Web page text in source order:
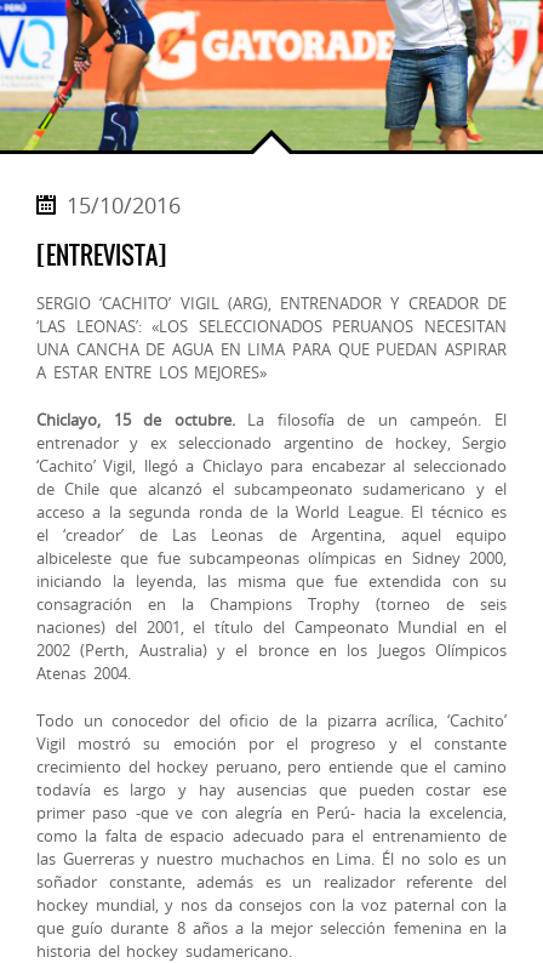
15/10/2016
[ENTREVISTA]
SERGIO ‘CACHITO’ VIGIL (ARG), ENTRENADOR Y CREADOR DE
‘LAS LEONAS’: «LOS SELECCIONADOS PERUANOS NECESITAN
UNA CANCHA DE AGUA EN LIMA PARA QUE PUEDAN ASPIRAR
A ESTAR ENTRE LOS MEJORES»
Chiclayo, 15 de octubre.La filosofía de un campeón. El
entrenador y ex seleccionado argentino de hockey, Sergio
‘Cachito’ Vigil, llegó a Chiclayo para encabezar al seleccionado
de Chile que alcanzó el subcampeonato sudamericano y el
acceso a la segunda ronda de la World League. El técnico es
el ‘creador’ de Las Leonas de Argentina, aquel equipo
albiceleste que fue subcampeonas olímpicas en Sidney 2000,
iniciando la leyenda, las misma que fue extendida con su
consagración en la Champions Trophy (torneo de seis
naciones) del 2001, el título del Campeonato Mundial en el
2002 (Perth, Australia) y el bronce en los Juegos Olímpicos
Atenas 2004.
Todo un conocedor del oficio de la pizarra acrílica, ‘Cachito’
Vigil mostró su emoción por el progreso y el constante
crecimiento del hockey peruano, pero entiende que el camino
todavía es largo y hay ausencias que pueden costar ese
primer paso -que ve con alegría en Perú- hacia la excelencia,
como la falta de espacio adecuado para el entrenamiento de
las Guerreras y nuestro muchachos en Lima. Él no solo es un
soñador constante, además es un realizador referente del
hockey mundial, y nos da consejos con la voz paternal con la
que guío durante 8 años a la mejor selección femenina en la
historia del hockey sudamericano.